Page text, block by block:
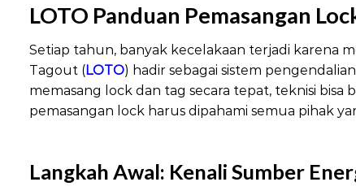
LOTO Panduan Pemasangan
Setiap tahun, banyak kecelakaan terjadi karena
Tagout (LOTO) hadir sebagai sistem
memasang lock dan tag secara tepat, teknisi
pemasangan lock harus dipahami semua pihak
Langkah Awal: Kenali Sumber